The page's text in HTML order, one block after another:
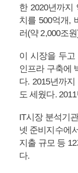
한 2020년까지
치를 500억개,
러(약 2,000조
이 시장을 두
인프라 구축에
다. 2015년까
도 세웠다.
IT시장 분석기
넷 준비지수에
지출 규모 등
다.